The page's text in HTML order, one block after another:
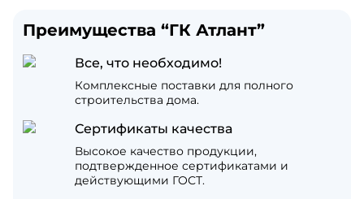
Преимущества “ГК Атлант”
Все, что необходимо!
Комплексные поставки для полного
строительства дома.
Сертификаты качества
Высокое качество продукции,
подтвержденное сертификатами и
действующими ГОСТ.